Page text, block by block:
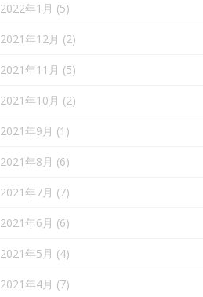
2022年1月 (5)
2021年12月 (2)
2021年11月 (5)
2021年10月 (2)
2021年9月 (1)
2021年8月 (6)
2021年7月 (7)
2021年6月 (6)
2021年5月 (4)
2021年4月 (7)